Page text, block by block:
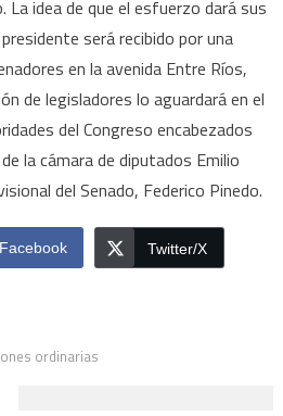
idea de que el esfuerzo dará sus
será recibido por una
en la avenida Entre Ríos,
de legisladores lo aguardará en el
del Congreso encabezados
la cámara de diputados Emilio
del Senado, Federico Pinedo.
Facebook Twitter/X
ordinarias